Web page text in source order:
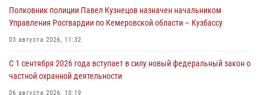
Росгвардейцы задержали мужчину, повредившего имущество
горожанки
06 августа 2026, 08:17
Росгвардейцы пресекли противоправные действия и защитили
новокузнечанку от агрессивного знакомого
Полковник полиции Павел Кузнецов назначен начальником
Управления Росгвардии по Кемеровской области – Кузбассу
03 августа 2026, 11:32
С 1 сентября 2026 года вступает в силу новый федеральный закон о
частной охранной деятельности
06 августа 2026, 10:19